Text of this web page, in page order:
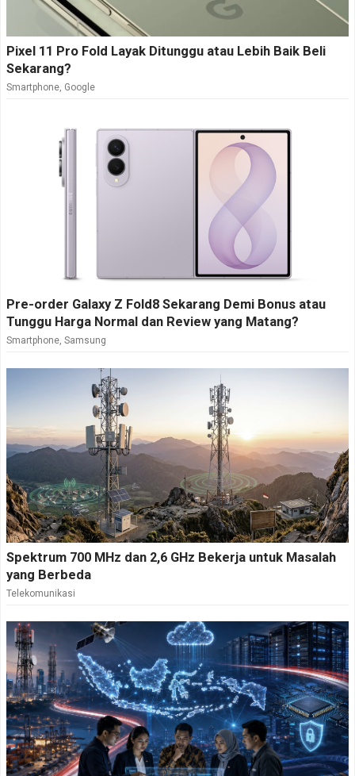
Pixel 11 Pro Fold Layak Ditunggu atau Lebih Baik Beli
Sekarang?
Smartphone, Google
Pre-order Galaxy Z Fold8 Sekarang Demi Bonus atau
Tunggu Harga Normal dan Review yang Matang?
Smartphone, Samsung
Spektrum 700 MHz dan 2,6 GHz Bekerja untuk Masalah
yang Berbeda
Telekomunikasi